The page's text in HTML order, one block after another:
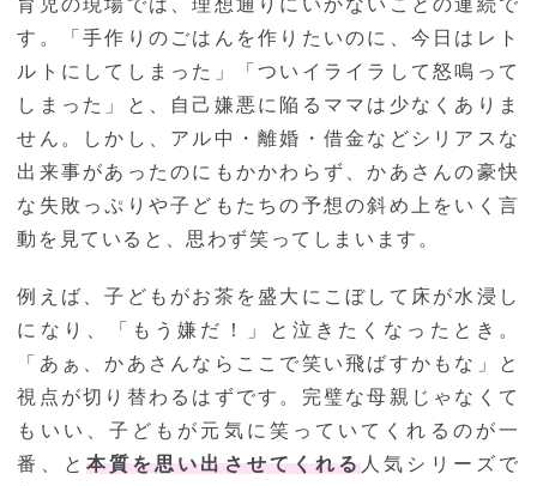
育児の現場では、理想通りにいかないことの連続で
す。「手作りのごはんを作りたいのに、今日はレト
ルトにしてしまった」「ついイライラして怒鳴って
しまった」と、自己嫌悪に陥るママは少なくありま
せん。しかし、アル中・離婚・借金などシリアスな
出来事があったのにもかかわらず、かあさんの豪快
な失敗っぷりや子どもたちの予想の斜め上をいく言
動を見ていると、思わず笑ってしまいます。
例えば、子どもがお茶を盛大にこぼして床が水浸し
になり、「もう嫌だ！」と泣きたくなったとき。
「あぁ、かあさんならここで笑い飛ばすかもな」と
視点が切り替わるはずです。完璧な母親じゃなくて
もいい、子どもが元気に笑っていてくれるのが一
番、と 本質を思い出させてくれる 人気シリーズで